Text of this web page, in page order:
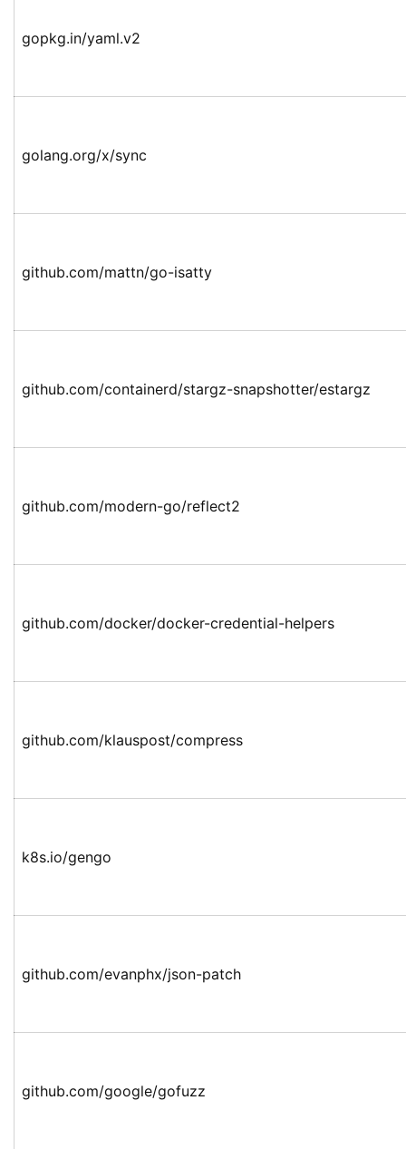
gopkg.in/yaml.v2
golang.org/x/sync
github.com/mattn/go-isatty
github.com/containerd/stargz-snapshotter/estargz
github.com/modern-go/reflect2
github.com/docker/docker-credential-helpers
github.com/klauspost/compress
k8s.io/gengo
github.com/evanphx/json-patch
github.com/google/gofuzz